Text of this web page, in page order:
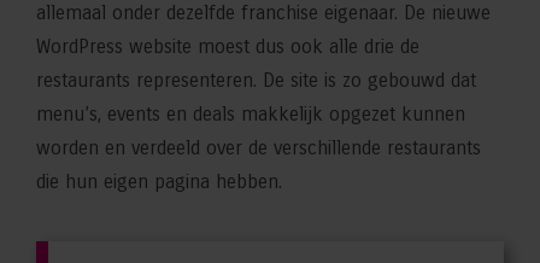
allemaal onder dezelfde franchise eigenaar. De nieuwe
WordPress website moest dus ook alle drie de
restaurants representeren. De site is zo gebouwd dat
menu’s, events en deals makkelijk opgezet kunnen
worden en verdeeld over de verschillende restaurants
die hun eigen pagina hebben.